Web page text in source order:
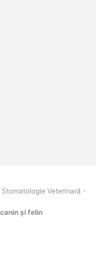
Veterinară -
și felin